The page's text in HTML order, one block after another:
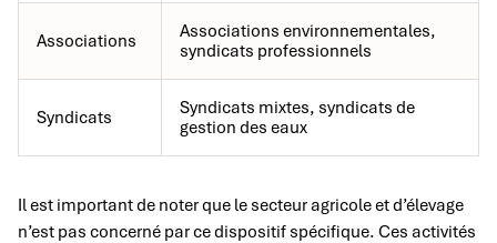
Associations
Associations environnementales,
syndicats professionnels
Syndicats
Syndicats mixtes, syndicats de
gestion des eaux
Il est important de noter que le secteur agricole et d’élevage
n’est pas concerné par ce dispositif spécifique. Ces activités